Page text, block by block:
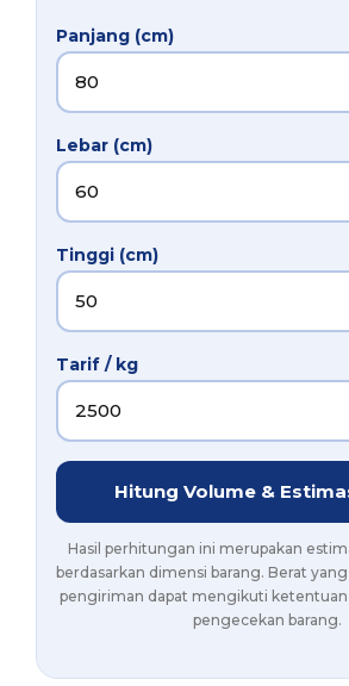
Panjang (cm)
Lebar (cm)
Tinggi (cm)
Tarif / kg
Hitung Volume &
Hasil perhitungan ini merupakan
berdasarkan dimensi barang. Berat
pengiriman dapat mengikuti ketentuan
pengecekan barang.